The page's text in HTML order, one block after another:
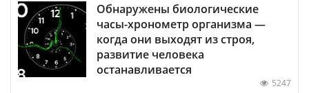
Обнаружены биологические
часы-хронометр организма —
когда они выходят из строя,
развитие человека
останавливается
5247